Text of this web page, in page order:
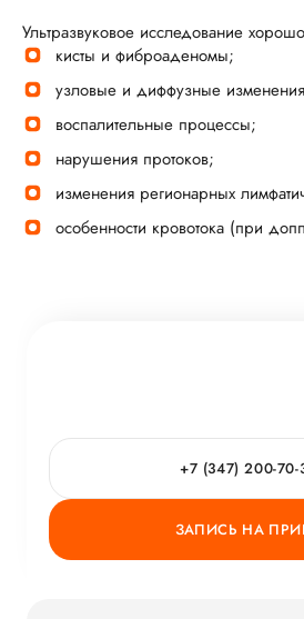
Ультразвуковое исследование
кисты и фиброаденомы;
узловые и диффузные
воспалительные процессы;
нарушения протоков;
изменения регионарных
особенности кровотока (при
+7 (347) 200-70-
ЗАПИСЬ НА